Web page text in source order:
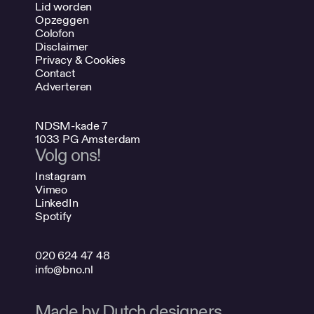
Lid worden
Opzeggen
Colofon
Disclaimer
Privacy & Cookies
Contact
Adverteren
NDSM-kade 7
1033 PG Amsterdam
Volg ons!
Instagram
Vimeo
LinkedIn
Spotify
020 624 47 48
info@bno.nl